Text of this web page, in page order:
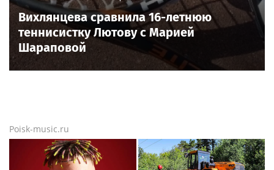
Вихлянцева сравнила 16-летнюю
теннисистку Лютову с Марией
Шараповой
Poisk-music.ru